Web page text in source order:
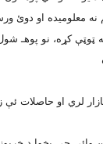
او دوئ ورسره
ټوټې کړه، نو پوهـ